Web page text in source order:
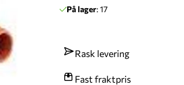
På lager: 17
Rask levering
Fast fraktpris